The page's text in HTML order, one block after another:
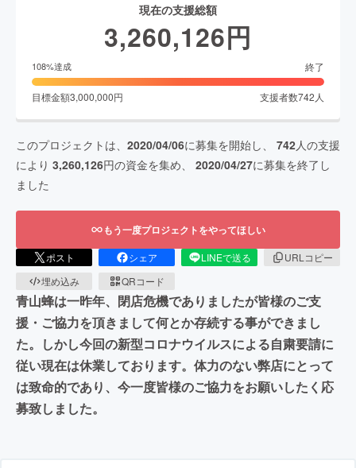
現在の支援総額
3,260,126円
108%達成 終了
目標金額3,000,000円 支援者数742 人
このプロジェクトは、 2020/04/06に募集を開始し、 742人の支援
により 3,260,126円の資金を集め、 2020/04/27に募集を終了し
ました
もう一度プロジェクトをやってほしい
ポスト シェア LINEで送る
URLコピー
埋め込み
QRコード
青山蜂は一昨年、閉店危機でありましたが皆様のご支
援・ご協力を頂きまして何とか存続する事ができまし
た。しかし今回の新型コロナウイルスによる自粛要請に
従い現在は休業しております。体力のない弊店にとって
は致命的であり、今一度皆様のご協力をお願いしたく応
募致しました。